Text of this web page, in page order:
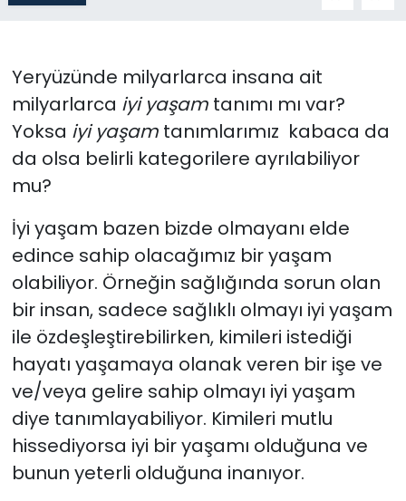
Yeryüzünde milyarlarca insana ait
milyarlarca iyi yaşamtanımı mı var?
Yoksa iyi yaşamtanımlarımız kabaca da
da olsa belirli kategorilere ayrılabiliyor
mu?
İyi yaşam bazen bizde olmayanı elde
edince sahip olacağımız bir yaşam
olabiliyor. Örneğin sağlığında sorun olan
bir insan, sadece sağlıklı olmayı iyi yaşam
ile özdeşleştirebilirken, kimileri istediği
hayatı yaşamaya olanak veren bir işe ve
ve/veya gelire sahip olmayı iyi yaşam
diye tanımlayabiliyor. Kimileri mutlu
hissediyorsa iyi bir yaşamı olduğuna ve
bunun yeterli olduğuna inanıyor.
KKTC
KKTC YEREL SEÇİM 2018
Kültür Sanat
Magazin
Moda
Nöbetçi Eczaneler
Otomobil Dünyası
Politika
SAĞLIK